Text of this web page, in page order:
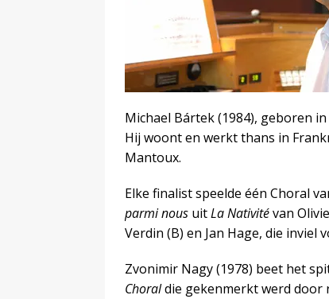
Michael Bártek (1984), geboren
Hij woont en werkt thans in
Mantoux.
Elke finalist speelde één Choral
parmi nous uitLa Nativitévan
Verdin (B) en Jan Hage, die inviel
Zvonimir Nagy (1978) beet het
Choraldie gekenmerkt werd door